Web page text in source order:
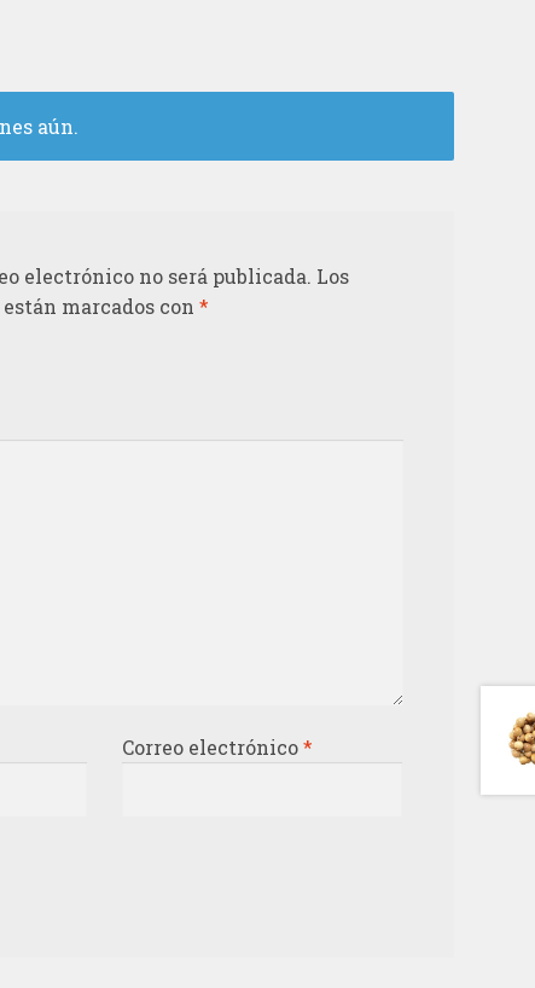
aún.
electrónico no será publicada. Los
marcados con*
Correo electrónico*